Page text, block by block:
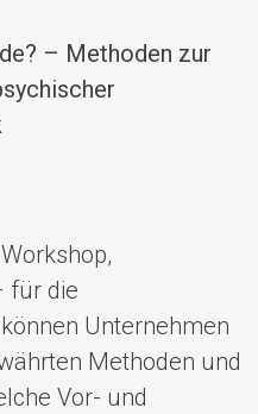
– Methoden zur
für die
Unternehmen
Methoden und
Vor- und